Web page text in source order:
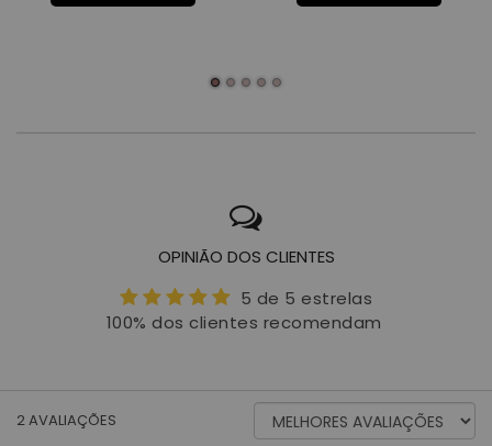
OPINIÃO DOS CLIENTES
5 de 5 estrelas
100% dos clientes recomendam
2AVALIAÇÕES
ORDENAR
AVALIAÇÕES